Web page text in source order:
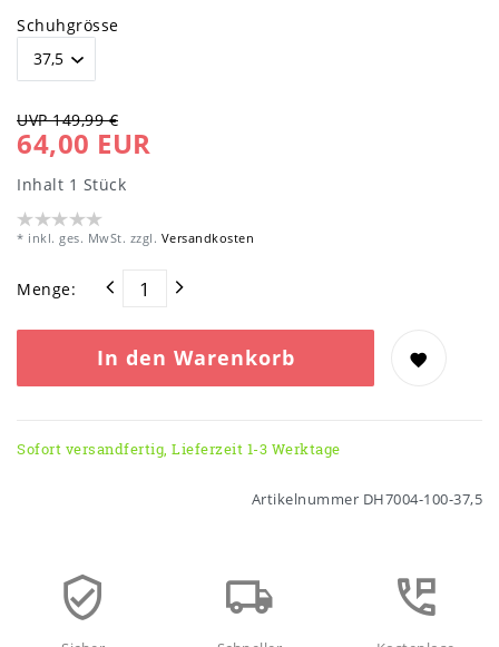
Schuhgrösse
UVP 149,99 €
64,00 EUR
Inhalt 1 Stück
* inkl. ges. MwSt. zzgl. Versandkosten
Menge:
In den Warenkorb
Sofort versandfertig, Lieferzeit 1-3 Werktage
Artikelnummer DH7004-100-37,5